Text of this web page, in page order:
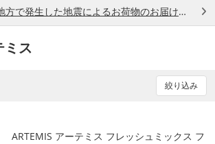
熊本県熊本地方で発生した地震によるお荷物のお届け状況について （7/28）
ミス
絞り込み
ARTEMIS アーテミス フレッシュミックス フ